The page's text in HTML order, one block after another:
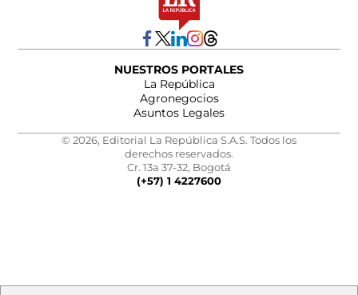
NUESTROS PORTALES
La República
Agronegocios
Asuntos Legales
© 2026, Editorial La República S.A.S. Todos los
derechos reservados.
Cr. 13a 37-32, Bogotá
(+57) 1 4227600